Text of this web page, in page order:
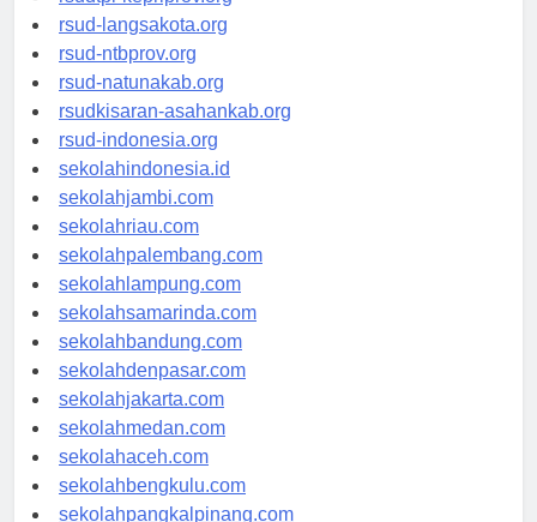
rsudtpi-kepriprov.org
rsud-langsakota.org
rsud-ntbprov.org
rsud-natunakab.org
rsudkisaran-asahankab.org
rsud-indonesia.org
sekolahindonesia.id
sekolahjambi.com
sekolahriau.com
sekolahpalembang.com
sekolahlampung.com
sekolahsamarinda.com
sekolahbandung.com
sekolahdenpasar.com
sekolahjakarta.com
sekolahmedan.com
sekolahaceh.com
sekolahbengkulu.com